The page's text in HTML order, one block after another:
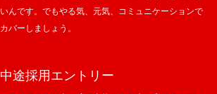
いんです。でもやる気、元気、コミュニケーションで
カバーしましょう。
中途採用エントリー